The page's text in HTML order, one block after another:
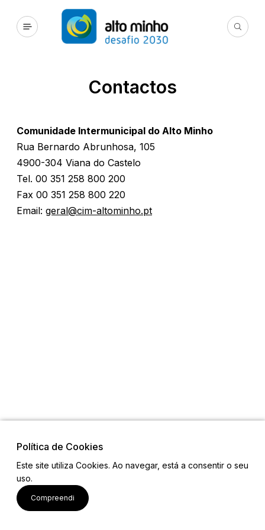
Contactos
Comunidade Intermunicipal do Alto Minho
Rua Bernardo Abrunhosa, 105
4900-304 Viana do Castelo
Tel. 00 351 258 800 200
Fax 00 351 258 800 220
Email: geral@cim-altominho.pt
Política de Cookies
Este site utiliza Cookies. Ao navegar, está a consentir o seu
uso.
Compreendi
© 2026 - Alto Minho 2030
Todos os direitos reservados.
Política de Privacidade